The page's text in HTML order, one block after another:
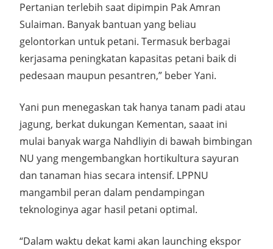
Pertanian terlebih saat dipimpin Pak Amran
Sulaiman. Banyak bantuan yang beliau
gelontorkan untuk petani. Termasuk berbagai
kerjasama peningkatan kapasitas petani baik di
pedesaan maupun pesantren,” beber Yani.
Yani pun menegaskan tak hanya tanam padi atau
jagung, berkat dukungan Kementan, saaat ini
mulai banyak warga Nahdliyin di bawah bimbingan
NU yang mengembangkan hortikultura sayuran
dan tanaman hias secara intensif. LPPNU
mangambil peran dalam pendampingan
teknologinya agar hasil petani optimal.
“Dalam waktu dekat kami akan launching ekspor